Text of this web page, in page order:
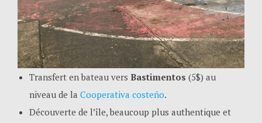
Transfert en bateau vers Bastimentos (5$) au
niveau de la Cooperativa costeño.
Découverte de l’île, beaucoup plus authentique et